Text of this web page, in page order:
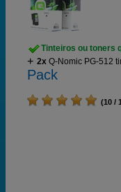
Tinteiros ou toners
2x Q-Nomic PG-512
Pack
(10 /